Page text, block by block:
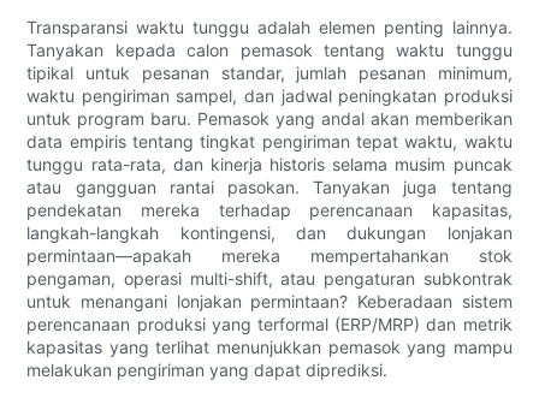
Transparansi waktu tunggu adalah elemen penting lainnya.
Tanyakan kepada calon pemasok tentang waktu tunggu
tipikal untuk pesanan standar, jumlah pesanan minimum,
waktu pengiriman sampel, dan jadwal peningkatan produksi
untuk program baru. Pemasok yang andal akan memberikan
data empiris tentang tingkat pengiriman tepat waktu, waktu
tunggu rata-rata, dan kinerja historis selama musim puncak
atau gangguan rantai pasokan. Tanyakan juga tentang
pendekatan mereka terhadap perencanaan kapasitas,
langkah-langkah kontingensi, dan dukungan lonjakan
permintaan—apakah mereka mempertahankan stok
pengaman, operasi multi-shift, atau pengaturan subkontrak
untuk menangani lonjakan permintaan? Keberadaan sistem
perencanaan produksi yang terformal (ERP/MRP) dan metrik
kapasitas yang terlihat menunjukkan pemasok yang mampu
melakukan pengiriman yang dapat diprediksi.